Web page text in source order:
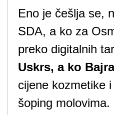
Eno je češlja se,
SDA, a ko za
preko digitalnih
Uskrs, a ko
cijene kozmetike
šoping molovima.